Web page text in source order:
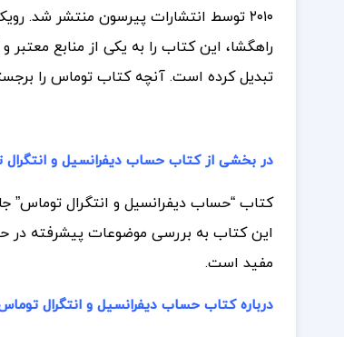
۲۰۱۰ توسط انتشارات پیرسون منتشر شد.
راهگشا، این کتاب را به یکی از منابع
تبدیل کرده است. آنچه کتاب توماس را
در بخشی از کتاب حساب دیفرانسیل و
کتاب “حساب دیفرانسیل و انتگرال
این کتاب به بررسی موضوعات پیشرفته در
مفید است.
درباره کتاب حساب دیفرانسیل و انتگرال